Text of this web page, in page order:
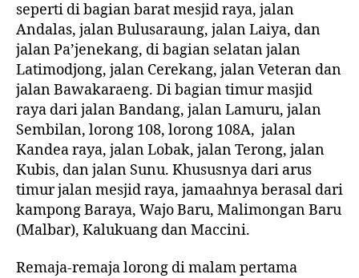
seperti di bagian barat mesjid raya, jalan
Andalas, jalan Bulusaraung, jalan Laiya, dan
jalan Pa’jenekang, di bagian selatan jalan
Latimodjong, jalan Cerekang, jalan Veteran dan
jalan Bawakaraeng. Di bagian timur masjid
raya dari jalan Bandang, jalan Lamuru, jalan
Sembilan, lorong 108, lorong 108A, jalan
Kandea raya, jalan Lobak, jalan Terong, jalan
Kubis, dan jalan Sunu. Khususnya dari arus
timur jalan mesjid raya, jamaahnya berasal dari
kampong Baraya, Wajo Baru, Malimongan Baru
(Malbar), Kalukuang dan Maccini.
Remaja-remaja lorong di malam pertama